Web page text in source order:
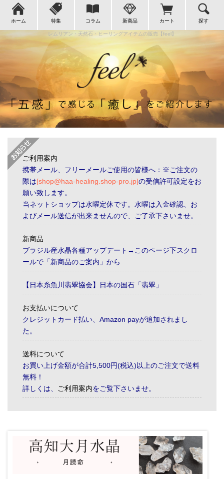
レムリアン・天然石・ヒーリングアイテムの販売【feel】
ホーム 特集 コラム 新商品 カート 探す
ご利用案内
携帯メール、フリーメールご使用の皆様へ：※ご注文の
際は[shop@haa-healing.shop-pro.jp]の受信許可設定をお
願い致します。
当ネットショップは水曜定休です。水曜は入金確認、お
よびメール送信が出来ませんので、ご了承下さいませ。
新商品
ブラジル産水晶各種アップデート→このページ下スクロ
ールで「新商品のご案内」から
【日本糸魚川翡翠協会】日本の国石「翡翠」
お支払いについて
クレジットカード払い、Amazon payが追加されまし
た。
送料について
お買い上げ金額が合計5,500円(税込)以上のご注文で送料
無料！
詳しくは、 ご利用案内をご覧下さいませ。